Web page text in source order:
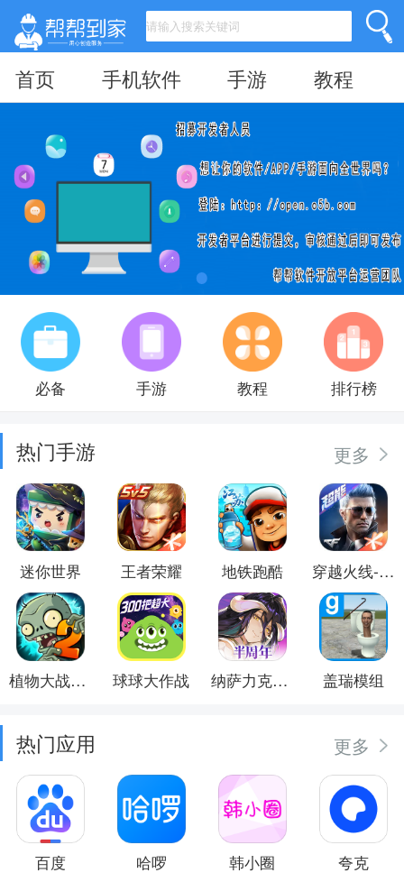
首页 手机软件 手游 教程
必备 手游 教程 排行榜
热门手游 更多
迷你世界 王者荣耀 地铁跑酷 穿越火线-枪战王者
植物大战僵尸2 球球大作战 纳萨力克之王 盖瑞模组
热门应用 更多
百度 哈啰 韩小圈 夸克